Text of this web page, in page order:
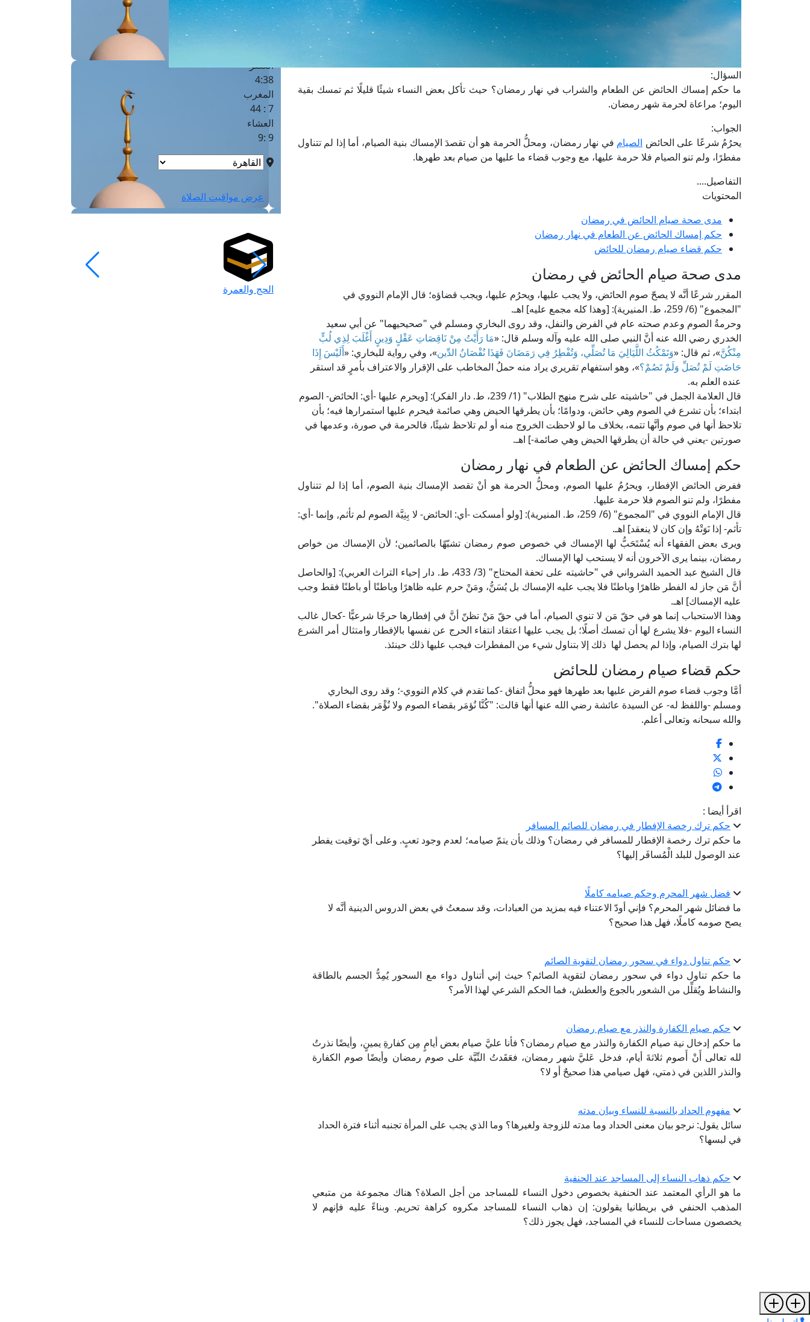
السؤال:
ما حكم إمساك الحائض عن الطعام والشراب في نهار رمضان؟ حيث تأكل بعض النساء شيئًا قليلًا ثم تمسك بقية
اليوم؛ مراعاة لحرمة شهر رمضان.
الجواب:
يحرُمُ شرعًا على الحائض الصيام في نهار رمضان، ومحلُّ الحرمة هو أن تقصدَ الإمساك بنية الصيام، أما إذا لم تتناول
مفطرًا، ولم تنو الصيام فلا حرمة عليها، مع وجوب قضاء ما عليها من صيام بعد طهرها.
التفاصيل....
المحتويات
مدى صحة صيام الحائض في رمضان
حكم إمساك الحائض عن الطعام في نهار رمضان
حكم قضاء صيام رمضان للحائض
مدى صحة صيام الحائض في رمضان
المقرر شرعًا أنَّه لا يصحّ صوم الحائض، ولا يجب عليها، ويحرُم عليها، ويجب قضاؤه؛ قال الإمام النووي في
"المجموع" (6/ 259، ط. المنيرية): [وهذا كله مجمع عليه] اهـ.
وحرمةُ الصوم وعدم صحته عام في الفرض والنفل، وقد روى البخاري ومسلم في "صحيحيهما" عن أبي سعيد
الخدري رضي الله عنه أنَّ النبي صلى الله عليه وآله وسلم قال: «مَا رَأَيْتُ مِنْ نَاقِصَاتِ عَقْلٍ وَدِينٍ أَغْلَبَ لِذِي لُبٍّ
مِنْكُنَّ»، ثم قال: «وَتَمْكُثُ اللَّيَالِيَ مَا تُصَلِّي، وَتُفْطِرُ فِي رَمَضَانَ فَهَذَا نُقْصَانُ الدِّين»، وفي رواية للبخاري: «أَلَيْسَ إِذَا
حَاضَتِ لَمْ تُصَلِّ وَلَمْ تَصُمْ؟»، وهو استفهام تقريري يراد منه حملُ المخاطب على الإقرار والاعتراف بأمرٍ قد استقر
عنده العلم به.
قال العلامة الجمل في "حاشيته على شرح منهج الطلاب" (1/ 239، ط. دار الفكر): [ويحرم عليها -أي: الحائض- الصوم
ابتداء؛ بأن تشرع في الصوم وهي حائض، ودوامًا؛ بأن يطرقها الحيض وهي صائمة فيحرم عليها استمرارها فيه؛ بأن
تلاحظ أنها في صوم وأنَّها تتمه، بخلاف ما لو لاحظت الخروج منه أو لم تلاحظ شيئًا، فالحرمة في صورة، وعدمها في
صورتين -يعني في حالة أن يطرقها الحيض وهي صائمة-] اهـ.
حكم إمساك الحائض عن الطعام في نهار رمضان
ففرض الحائض الإفطار، ويحرُمُ عليها الصوم، ومحلُّ الحرمة هو أنْ تقصد الإمساك بنية الصوم، أما إذا لم تتناول
مفطرًا، ولم تنو الصوم فلا حرمة عليها.
قال الإمام النووي في "المجموع" (6/ 259، ط. المنيرية): [ولو أمسكت -أي: الحائض- لا بِنِيَّة الصوم لم تأثم, وإنما -أي:
تأثم- إذا نَوَتْهُ وإن كان لا ينعقد] اهـ.
ويرى بعض الفقهاء أنه يُسْتَحَبُّ لها الإمساك في خصوص صوم رمضان تشبّهًا بالصائمين؛ لأن الإمساك من خواص
رمضان، بينما يرى الآخرون أنه لا يستحب لها الإمساك.
قال الشيخ عبد الحميد الشرواني في "حاشيته على تحفة المحتاج" (3/ 433، ط. دار إحياء التراث العربي): [والحاصل
أنَّ مَن جاز له الفطر ظاهرًا وباطنًا فلا يجب عليه الإمساك بل يُسَنُّ، ومَنْ حرم عليه ظاهرًا وباطنًا أو باطنًا فقط وجب
عليه الإمساك] اهـ.
وهذا الاستحباب إنما هو في حقّ مَن لا تنوي الصيام، أما في حقّ مَنْ تظنّ أنَّ في إفطارها حرجًا شرعيًّا -كحال غالب
النساء اليوم -فلا يشرع لها أن تمسك أصلًا؛ بل يجب عليها اعتقاد انتفاء الحرج عن نفسها بالإفطار وامتثال أمر الشرع
لها بترك الصيام، وإذا لم يحصل لها ذلك إلا بتناول شيء من المفطرات فيجب عليها ذلك حينئذ.
حكم قضاء صيام رمضان للحائض
أمَّا وجوب قضاء صوم الفرض عليها بعد طهرها فهو محلُّ اتفاق -كما تقدم في كلام النووي-؛ وقد روى البخاري
ومسلم -واللفظ له- عن السيدة عائشة رضي الله عنها أنها قالت: "كُنَّا نُؤمَر بقضاء الصوم ولا نُؤْمَر بقضاء الصلاة".
والله سبحانه وتعالى أعلم.
اقرأ أيضا :
حكم ترك رخصة الإفطار في رمضان للصائم المسافر
ما حكم ترك رخصة الإفطار للمسافر في رمضان؟ وذلك بأن يتمّ صيامه؛ لعدم وجود تعبٍ. وعلى أيّ توقيت يفطر
عند الوصول للبلد الْمُسافَر إليها؟
فضل شهر المحرم وحكم صيامه كاملًا
ما فضائل شهر المحرم؟ فإني أودّ الاعتناء فيه بمزيد من العبادات، وقد سمعتُ في بعض الدروس الدينية أنَّه لا
يصح صومه كاملًا، فهل هذا صحيح؟
حكم تناول دواء في سحور رمضان لتقوية الصائم
ما حكم تناول دواء في سحور رمضان لتقوية الصائم؟ حيث إني أتناول دواء مع السحور يُمِدُّ الجسم بالطاقة
والنشاط ويُقلِّل من الشعور بالجوع والعطش، فما الحكم الشرعي لهذا الأمر؟
حكم صيام الكفارة والنذر مع صيام رمضان
ما حكم إدخال نية صيام الكفارة والنذر مع صيام رمضان؟ فأنا عليَّ صيام بعض أيامٍ مِن كفارةِ يمينٍ، وأيضًا نذرتُ
لله تعالى أَنْ أَصوم ثلاثةَ أيام، فدخل عَليَّ شهر رمضان، فعَقَدتُ النِّيَّة على صوم رمضان وأيضًا صوم الكفارة
والنذر اللذين في ذمتي، فهل صيامي هذا صحيحٌ أو لا؟
مفهوم الحداد بالنسبة للنساء وبيان مدته
سائل يقول: نرجو بيان معنى الحداد وما مدته للزوجة ولغيرها؟ وما الذي يجب على المرأة تجنبه أثناء فترة الحداد
في لبسها؟
حكم ذهاب النساء إلى المساجد عند الحنفية
ما هو الرأي المعتمد عند الحنفية بخصوص دخول النساء للمساجد من أجل الصلاة؟ هناك مجموعة من متبعي
المذهب الحنفي في بريطانيا يقولون: إن ذهاب النساء للمساجد مكروه كراهة تحريم. وبناءً عليه فإنهم لا
يخصصون مساحات للنساء في المساجد، فهل يجوز ذلك؟
الشروق
العصر
4:38
المغرب
7 : 44
العشاء
9 :9
عرض مواقيت الصلاة
الحج والعمرة